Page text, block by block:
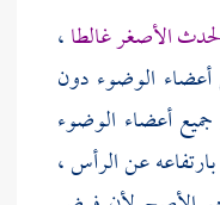
الأصغر غالطا،
أعضاء الوضوء دون
أعضاء الوضوء
عن الرأس ،